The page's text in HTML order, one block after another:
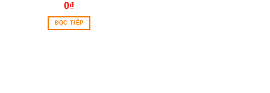
0₫
ĐỌC TIẾP